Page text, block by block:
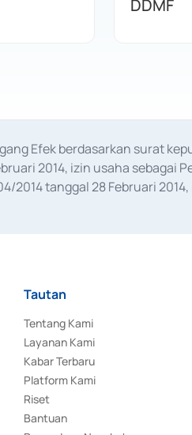
DDMF
Efek berdasarkan surat
2014, izin usaha
2014 tanggal 28 Februari
Tautan
Tentang Kami
Layanan Kami
Kabar Terbaru
Platform Kami
Riset
Bantuan